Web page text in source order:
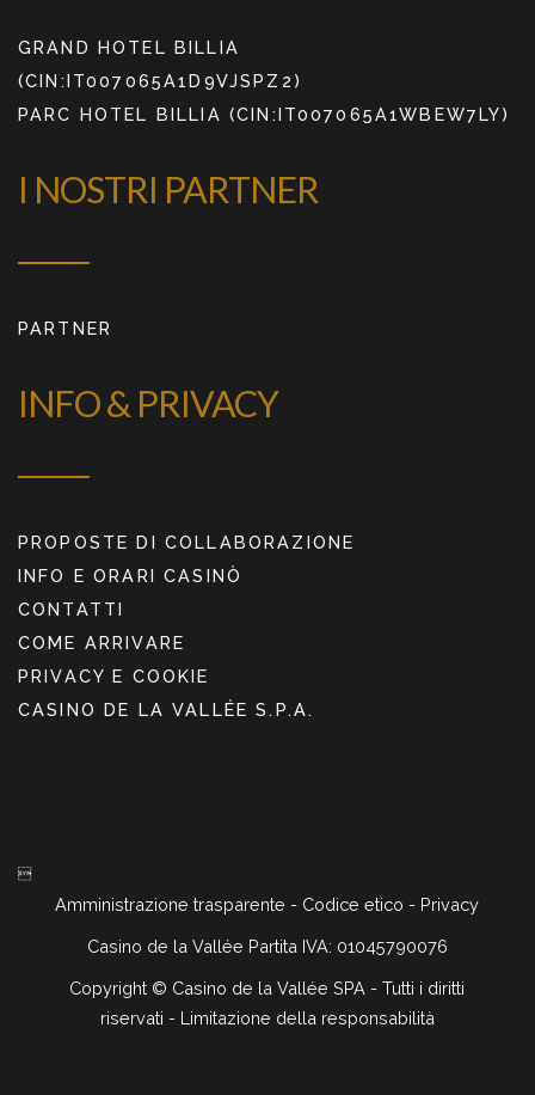
GRAND HOTEL BILLIA
(CIN:IT007065A1D9VJSPZ2)
PARC HOTEL BILLIA (CIN:IT007065A1WBEW7LY)
I NOSTRI PARTNER
PARTNER
INFO & PRIVACY
PROPOSTE DI COLLABORAZIONE
INFO E ORARI CASINÒ
CONTATTI
COME ARRIVARE
PRIVACY E COOKIE
CASINO DE LA VALLÉE S.P.A.

Amministrazione trasparente - Codice etico - Privacy
Casino de la Vallée Partita IVA: 01045790076
Copyright © Casino de la Vallée SPA - Tutti i diritti
riservati - Limitazione della responsabilità